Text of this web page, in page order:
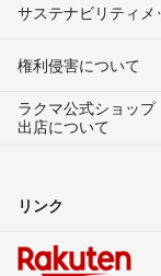
サステナビリティメ
権利侵害について
ラクマ公式ショップ
出店について
リンク